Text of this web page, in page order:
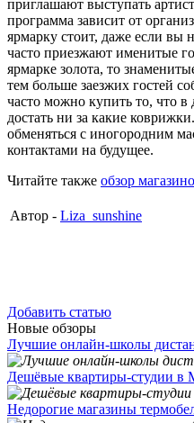
приглашают выступать
программа зависит от
ярмарку стоит, даже если
часто приезжают именитые
ярмарке золота, то
тем больше заезжих гостей
часто можно купить то, что
достать ни за какие
обменяться с иногородним
контактами на будущее.
Читайте также обзор
Автор - Liza_sunshine
Добавить статью
Новые обзоры
Лучшие онлайн-школы
Дешёвые квартиры-студии в
Недорогие магазины